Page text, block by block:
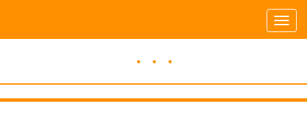
・・・